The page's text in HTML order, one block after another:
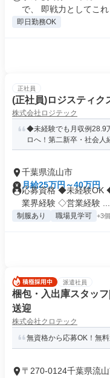
で、 即戦力としてこれ
即日勤務OK
正社員
(正社員)ロジスティク
株式会社ロジテック
◆未経験でも月収例28.9
ロへ！第二新卒・社会人
千葉県流山市
月給25万円～40万円
応募資格 ◆未経験
業界経験 ◇営業経験 ...
制服あり 職場見学可 +3個
派遣社員
梱包・入出庫スタッ
送迎
株式会社クロテック
無資格から応募OK！無
〒270-0124千葉県流